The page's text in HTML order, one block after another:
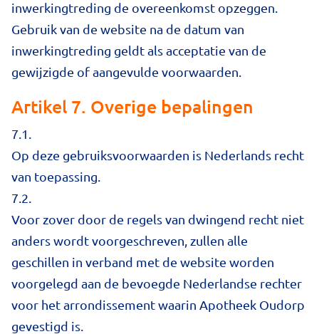
inwerkingtreding de overeenkomst opzeggen.
Gebruik van de website na de datum van
inwerkingtreding geldt als acceptatie van de
gewijzigde of aangevulde voorwaarden.
Artikel 7. Overige bepalingen
7.1.
Op deze gebruiksvoorwaarden is Nederlands recht
van toepassing.
7.2.
Voor zover door de regels van dwingend recht niet
anders wordt voorgeschreven, zullen alle
geschillen in verband met de website worden
voorgelegd aan de bevoegde Nederlandse rechter
voor het arrondissement waarin Apotheek Oudorp
gevestigd is.